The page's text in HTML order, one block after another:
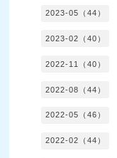
2023-05（44）
2023-02（40）
2022-11（40）
2022-08（44）
2022-05（46）
2022-02（44）